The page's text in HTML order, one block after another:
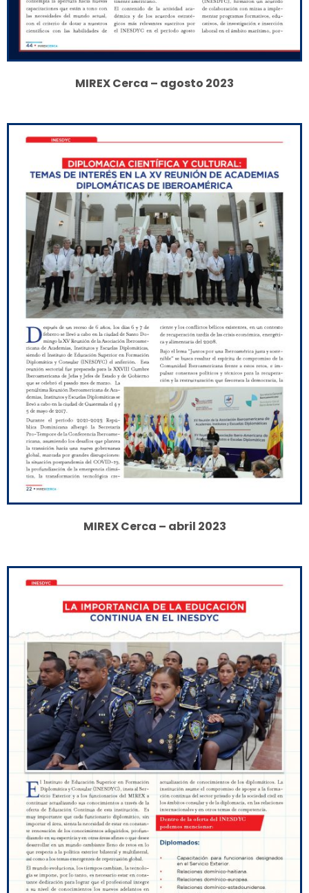
MIREX Cerca – agosto 2023
MIREX Cerca – abril 2023